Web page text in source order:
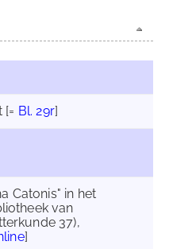
[= Bl. 29r]
Catonis" in het
van
37),
]